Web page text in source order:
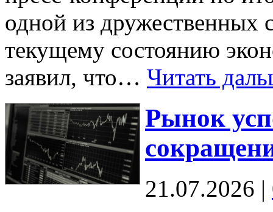
одной из дружественных
текущему состоянию
заявил, что… Читать
Рынок
21.07.2026 |